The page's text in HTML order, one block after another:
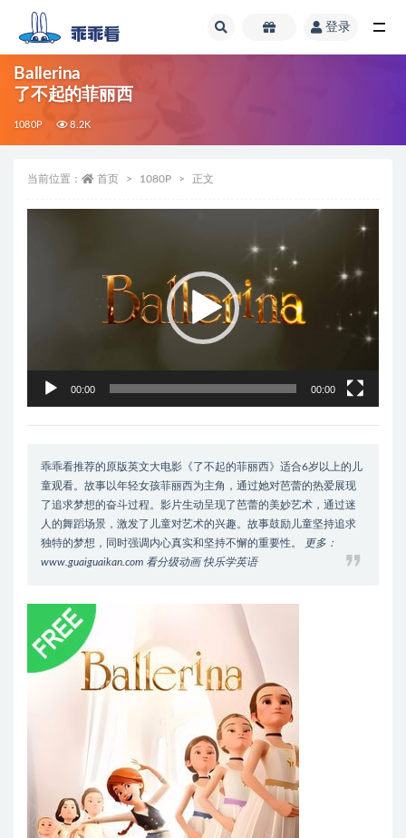
登录
Ballerina
了不起的菲丽西
1080P 8.2K
当前位置： 首页 1080P 正文
00:00 00:00
乖乖看推荐的原版英文大电影《了不起的菲丽西》适合6岁以上的儿
童观看。故事以年轻女孩菲丽西为主角，通过她对芭蕾的热爱展现
了追求梦想的奋斗过程。影片生动呈现了芭蕾的美妙艺术，通过迷
人的舞蹈场景，激发了儿童对艺术的兴趣。故事鼓励儿童坚持追求
独特的梦想，同时强调内心真实和坚持不懈的重要性。
更多：
www.guaiguaikan.com 看分级动画 快乐学英语